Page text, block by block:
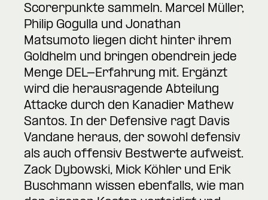
Scorerpunkte sammeln. Marcel Müller,
Philip Gogulla und Jonathan
Matsumoto liegen dicht hinter ihrem
Goldhelm und bringen obendrein jede
Menge DEL-Erfahrung mit. Ergänzt
wird die herausragende Abteilung
Attacke durch den Kanadier Mathew
Santos. In der Defensive ragt Davis
Vandane heraus, der sowohl defensiv
als auch offensiv Bestwerte aufweist.
Zack Dybowski, Mick Köhler und Erik
Buschmann wissen ebenfalls, wie man